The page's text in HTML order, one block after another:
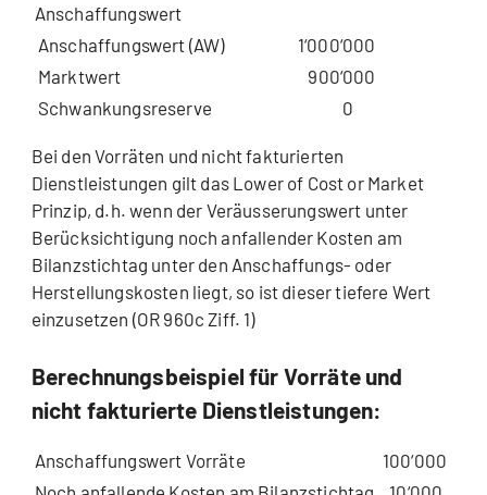
Anschaffungswert
Anschaffungswert (AW)
1‘000‘000
Marktwert
900‘000
Schwankungsreserve
0
Bei den Vorräten und nicht fakturierten
Dienstleistungen gilt das Lower of Cost or Market
Prinzip, d.h. wenn der Veräusserungswert unter
Berücksichtigung noch anfallender Kosten am
Bilanzstichtag unter den Anschaffungs- oder
Herstellungskosten liegt, so ist dieser tiefere Wert
einzusetzen (OR 960c Ziff. 1)
Berechnungsbeispiel für Vorräte und
nicht fakturierte Dienstleistungen:
Anschaffungswert Vorräte
100‘000